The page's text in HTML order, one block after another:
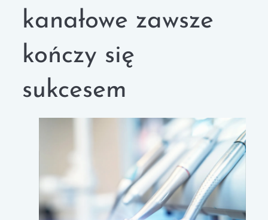
kanałowe zawsze
kończy się
sukcesem